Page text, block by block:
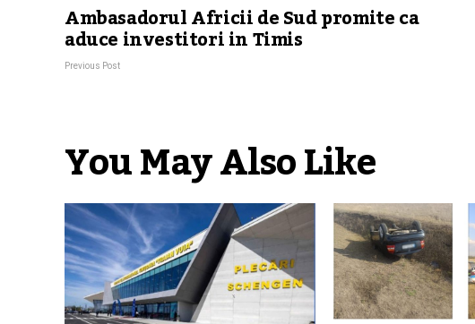
Ambasadorul Africii de Sud promite ca
aduce investitori in Timis
Previous Post
You May Also Like